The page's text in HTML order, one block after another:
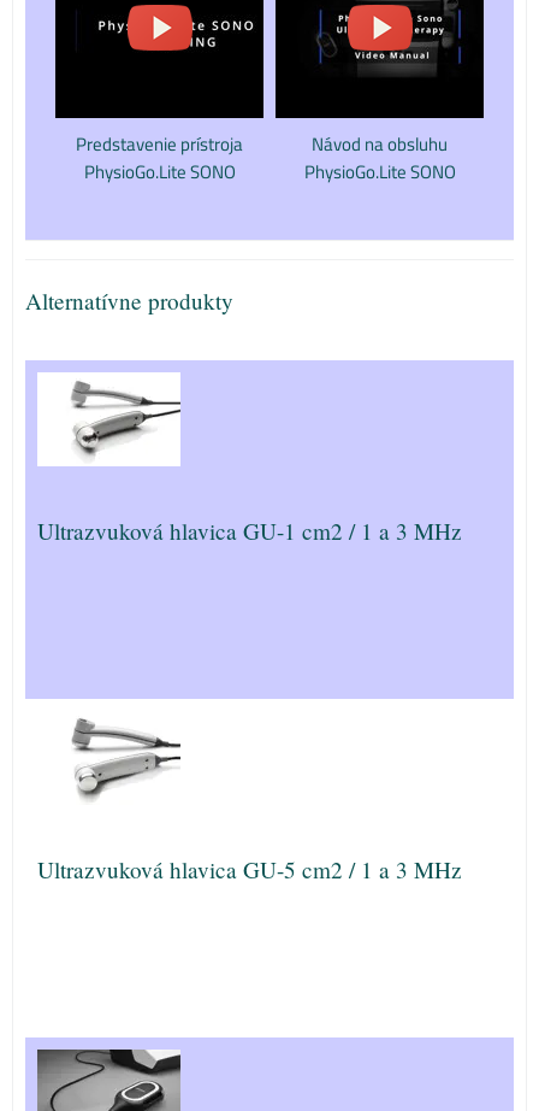
Predstavenie prístroja
PhysioGo.Lite SONO
Návod na obsluhu
PhysioGo.Lite SONO
Alternatívne produkty
Ultrazvuková hlavica GU-1 cm2 / 1 a 3 MHz
Ultrazvuková hlavica GU-5 cm2 / 1 a 3 MHz